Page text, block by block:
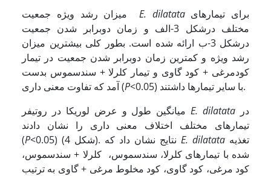
E. dilatataبرای تیمارهای
مختلف درشکل 3-الف و زمان دوبرابر شدن جمعیت
درشکل 3-ب ارائه شده است. بطور کلی بیشترین میزان
رشد ویژه و کمترین زمان دوبرابر شدن جمعیت در تیمار
کودمرغی + کود گاوی و تیمار کلرلا + سندسموس بدست
آمد که تفاوت معنی داری (P
<0.05) با سایر تیمارها داشتند.
میانگین طول و عرض لوریکا در روتیفرE. dilatata در
تیمارهای مختلف اختلاف معنی داری را نشان دادند
(P E. dilatata تغذیه
شده با تیمارهای کلرلا، سندسموس، کلرلا + سندسموس،
کود مرغی، کود گاوی، کود مخلوط مرغی + گاوی به ترتیب